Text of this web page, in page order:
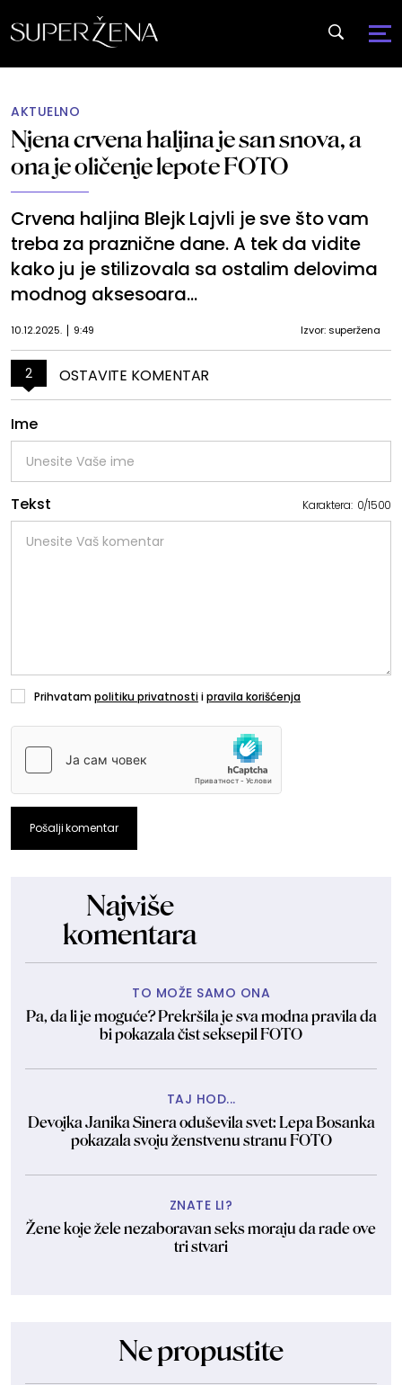
AKTUELNO
Njena crvena haljina je san snova, a
ona je oličenje lepote FOTO
Crvena haljina Blejk Lajvli je sve što vam
treba za praznične dane. A tek da vidite
kako ju je stilizovala sa ostalim delovima
modnog aksesoara...
10.12.2025. 9:49 Izvor: superžena
2 OSTAVITE KOMENTAR
Ime
Tekst Karaktera: 0/1500
Prihvatampolitiku privatnostiipravila korišćenja
Pošalji komentar
Najviše
komentara
TO MOŽE SAMO ONA
Pa, da li je moguće? Prekršila je sva modna pravila da
bi pokazala čist seksepil FOTO
TAJ HOD...
Devojka Janika Sinera oduševila svet: Lepa Bosanka
pokazala svoju ženstvenu stranu FOTO
ZNATE LI?
Žene koje žele nezaboravan seks moraju da rade ove
tri stvari
Ne propustite